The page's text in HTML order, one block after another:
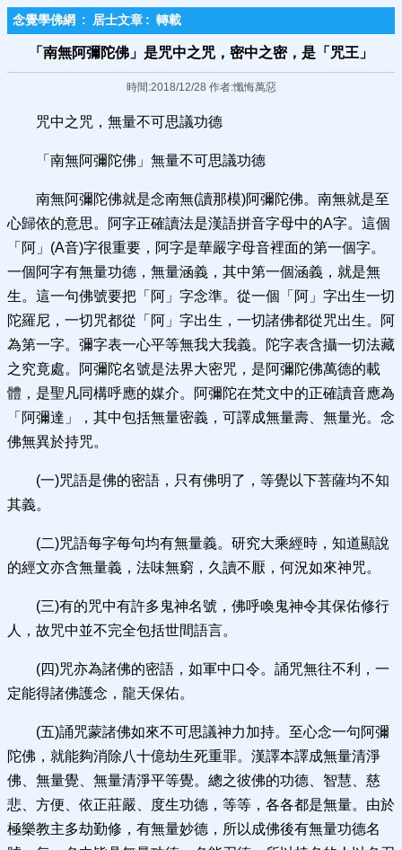
念覺學佛網 : 居士文章 : 轉載
「南無阿彌陀佛」是咒中之咒，密中之密，是「咒王」
時間:2018/12/28 作者:懺悔萬惡
咒中之咒，無量不可思議功德
「南無阿彌陀佛」無量不可思議功德
南無阿彌陀佛就是念南無(讀那模)阿彌陀佛。南無就是至
心歸依的意思。阿字正確讀法是漢語拼音字母中的A字。這個
「阿」(A音)字很重要，阿字是華嚴字母音裡面的第一個字。
一個阿字有無量功德，無量涵義，其中第一個涵義，就是無
生。這一句佛號要把「阿」字念準。從一個「阿」字出生一切
陀羅尼，一切咒都從「阿」字出生，一切諸佛都從咒出生。阿
為第一字。彌字表一心平等無我大我義。陀字表含攝一切法藏
之究竟處。阿彌陀名號是法界大密咒，是阿彌陀佛萬德的載
體，是聖凡同構呼應的媒介。阿彌陀在梵文中的正確讀音應為
「阿彌達」，其中包括無量密義，可譯成無量壽、無量光。念
佛無異於持咒。
(一)咒語是佛的密語，只有佛明了，等覺以下菩薩均不知
其義。
(二)咒語每字每句均有無量義。研究大乘經時，知道顯說
的經文亦含無量義，法味無窮，久讀不厭，何況如來神咒。
(三)有的咒中有許多鬼神名號，佛呼喚鬼神令其保佑修行
人，故咒中並不完全包括世間語言。
(四)咒亦為諸佛的密語，如軍中口令。誦咒無往不利，一
定能得諸佛護念，龍天保佑。
(五)誦咒蒙諸佛如來不可思議神力加持。至心念一句阿彌
陀佛，就能夠消除八十億劫生死重罪。漢譯本譯成無量清淨
佛、無量覺、無量清淨平等覺。總之彼佛的功德、智慧、慈
悲、方便、依正莊嚴、度生功德，等等，各各都是無量。由於
極樂教主多劫勤修，有無量妙德，所以成佛後有無量功德名